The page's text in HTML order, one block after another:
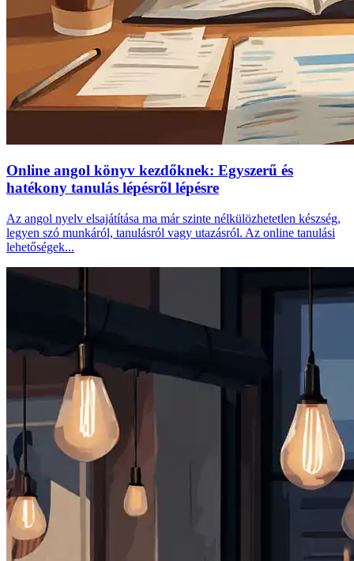
Online angol könyv kezdőknek: Egyszerű és
hatékony tanulás lépésről lépésre
Az angol nyelv elsajátítása ma már szinte nélkülözhetetlen készség,
legyen szó munkáról, tanulásról vagy utazásról. Az online tanulási
lehetőségek...